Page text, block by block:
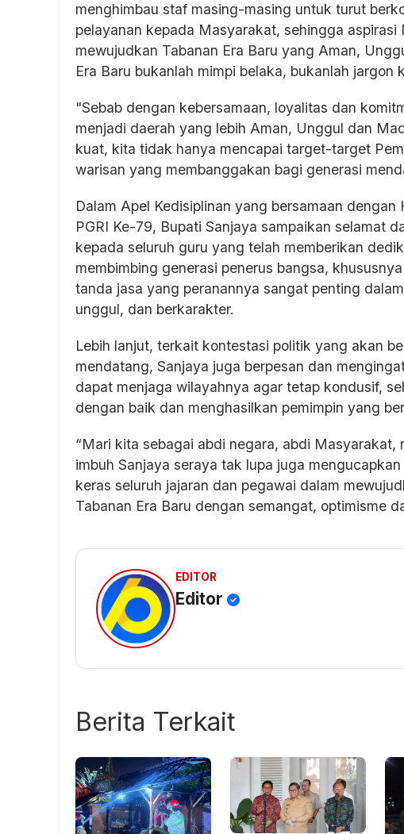
menghimbau staf masing-masing untuk turut
pelayanan kepada Masyarakat, sehingga
mewujudkan Tabanan Era Baru yang Aman,
Era Baru bukanlah mimpi belaka, bukanlah jargon
"Sebab dengan kebersamaan, loyalitas dan
menjadi daerah yang lebih Aman, Unggul dan
kuat, kita tidak hanya mencapai target-target
warisan yang membanggakan bagi generasi
Dalam Apel Kedisiplinan yang bersamaan
PGRI Ke-79, Bupati Sanjaya sampaikan selamat
kepada seluruh guru yang telah memberikan
membimbing generasi penerus bangsa,
tanda jasa yang peranannya sangat penting
unggul, dan berkarakter.
Lebih lanjut, terkait kontestasi politik yang akan
mendatang, Sanjaya juga berpesan dan
dapat menjaga wilayahnya agar tetap kondusif,
dengan baik dan menghasilkan pemimpin yang
“Mari kita sebagai abdi negara, abdi
imbuh Sanjaya seraya tak lupa juga
keras seluruh jajaran dan pegawai dalam
Tabanan Era Baru dengan semangat, optimisme
EDITOR
Editor
Berita Terkait